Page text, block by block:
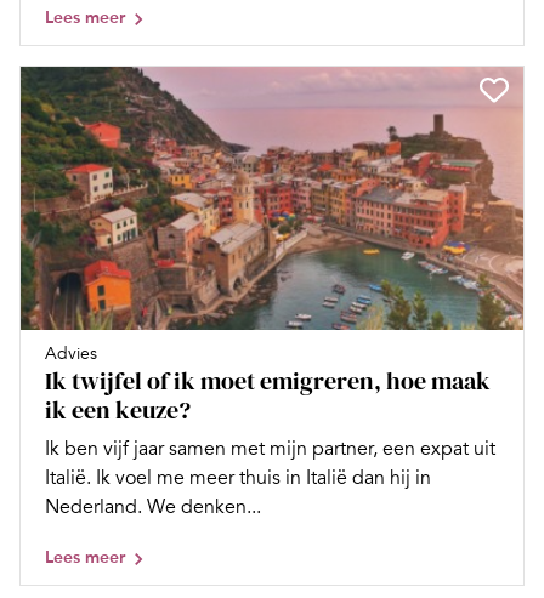
Lees meer
Advies
Ik twijfel of ik moet emigreren, hoe maak
ik een keuze?
Ik ben vijf jaar samen met mijn partner, een expat uit
Italië. Ik voel me meer thuis in Italië dan hij in
Nederland. We denken...
Lees meer